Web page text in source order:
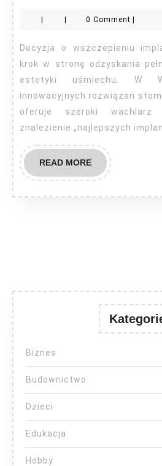
zębów
0 Comment
Decyzja o wszczepieniu implantów zębowych to
krok w stronę odzyskania
estetyki uśmiechu. W
innowacyjnych rozwiązań
oferuje szeroki wachlarz
znalezienie „najlepszych
READ MOREREAD
MORE
Biznes
Budownictwo
Dzieci
Edukacja
Hobby